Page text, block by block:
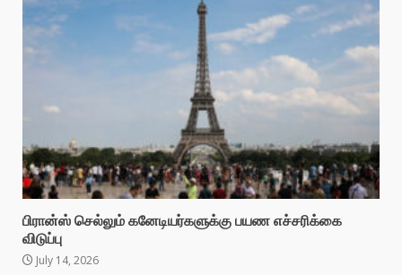
பிரான்ஸ் செல்லும் கனேடியர்களுக்கு பயண எச்சரிக்கை
விடுப்பு
July 14, 2026